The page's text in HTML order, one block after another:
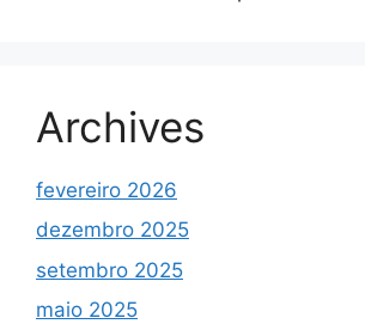
Archives
fevereiro 2026
dezembro 2025
setembro 2025
maio 2025